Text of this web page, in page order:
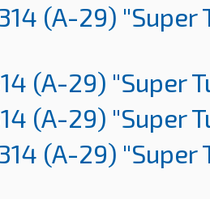
(A-29) "Super
(A-29) "Super
(A-29) "Super
(A-29) "Super